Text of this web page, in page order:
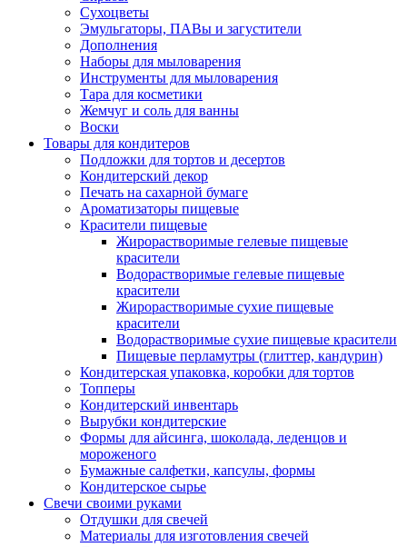
Сухоцветы
Эмульгаторы, ПАВы и загустители
Дополнения
Наборы для мыловарения
Инструменты для мыловарения
Тара для косметики
Жемчуг и соль для ванны
Воски
Товары для кондитеров
Подложки для тортов и десертов
Кондитерский декор
Печать на сахарной бумаге
Ароматизаторы пищевые
Красители пищевые
Жирорастворимые гелевые пищевые
красители
Водорастворимые гелевые пищевые
красители
Жирорастворимые сухие пищевые
красители
Водорастворимые сухие пищевые красители
Пищевые перламутры (глиттер, кандурин)
Кондитерская упаковка, коробки для тортов
Топперы
Кондитерский инвентарь
Вырубки кондитерские
Формы для айсинга, шоколада, леденцов и
мороженого
Бумажные салфетки, капсулы, формы
Кондитерское сырье
Свечи своими руками
Отдушки для свечей
Материалы для изготовления свечей